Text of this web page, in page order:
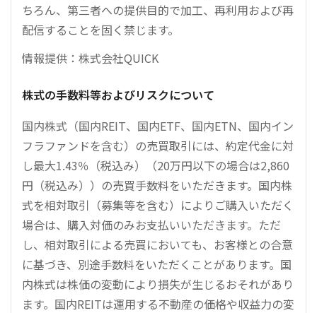
ちろん、第三者への提供目的で加工、再利用および再
配信することを固く禁じます。
情報提供：株式会社QUICK
株式の手数料等およびリスクについて
国内株式（国内REIT、国内ETF、国内ETN、国内イン
フラファンドを含む）の売買取引には、約定代金に対
し最大1.43％（税込み）（20万円以下の場合は2,860
円（税込み））の売買手数料をいただきます。国内株
式を相対取引（募集等を含む）によりご購入いただく
場合は、購入対価のみお支払いいただきます。ただ
し、相対取引による売買においても、お客様との合意
に基づき、別途手数料をいただくことがあります。国
内株式は株価の変動により損失が生じるおそれがあり
ます。国内REITは運用する不動産の価格や収益力の変